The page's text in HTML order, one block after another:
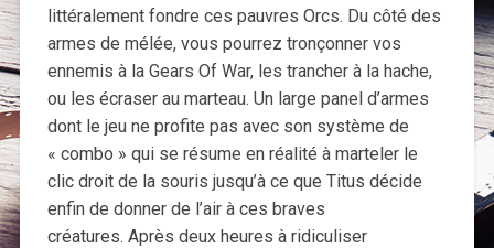
littéralement fondre ces pauvres Orcs. Du côté des
armes de mélée, vous pourrez tronçonner vos
ennemis à la Gears Of War, les trancher à la hache,
ou les écraser au marteau. Un large panel d’armes
dont le jeu ne profite pas avec son système de
« combo » qui se résume en réalité à marteler le
clic droit de la souris jusqu’à ce que Titus décide
enfin de donner de l’air à ces braves
créatures. Après deux heures à ridiculiser